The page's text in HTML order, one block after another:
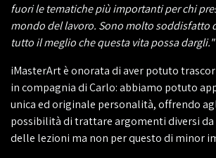
fuori le tematiche più importanti per chi
mondo del lavoro. Sono molto soddisfatto
tutto il meglio che questa vita possa dargli."
iMasterArt è onorata di aver potuto
in compagnia di Carlo: abbiamo potuto
unica ed originale personalità, offrendo
possibilità di trattare argomenti diversi
delle lezioni ma non per questo di minor